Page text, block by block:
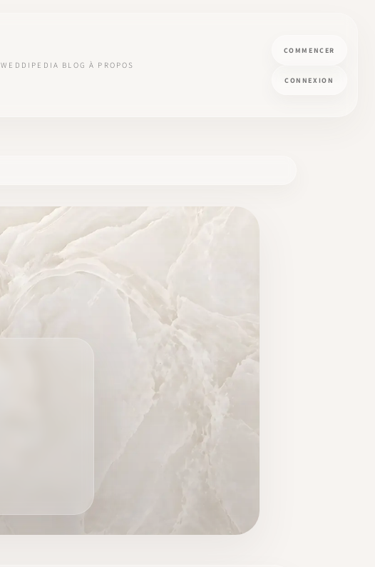
WEDDIPEDIA BLOG À PROPOS
COMMENCER
CONNEXION